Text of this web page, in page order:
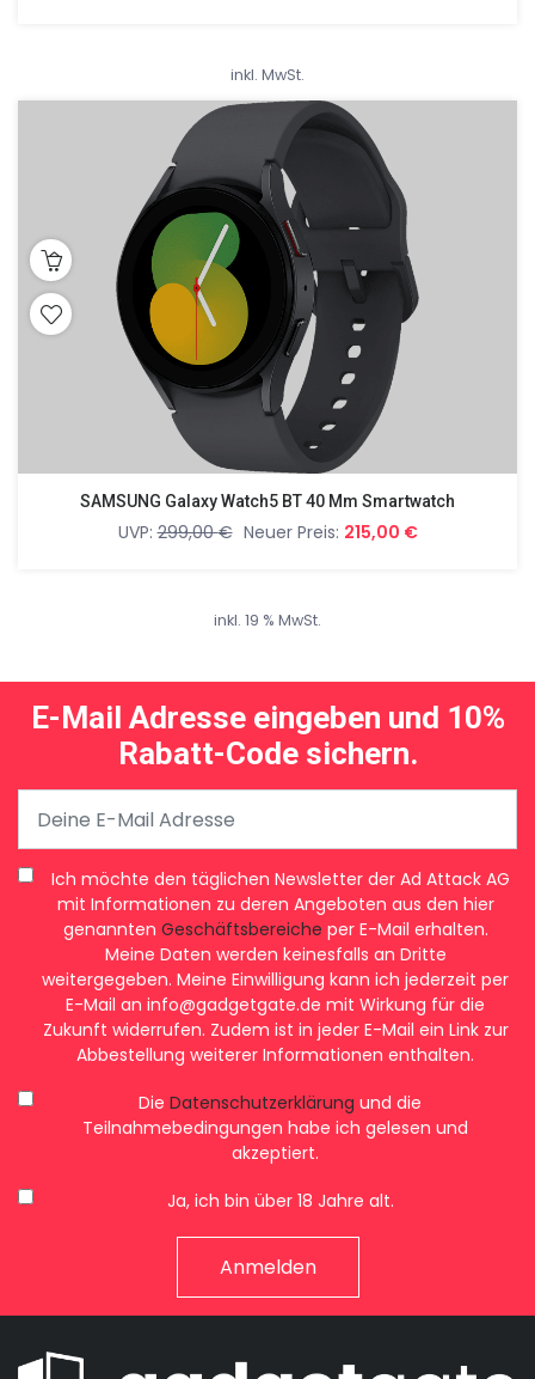
inkl. MwSt.
SAMSUNG Galaxy Watch5 BT 40 Mm Smartwatch
UVP: 299,00€ Neuer Preis: 215,00 €
inkl. 19 % MwSt.
E-Mail Adresse eingeben und 10%
Rabatt-Code sichern.
Ich möchte den täglichen Newsletter der Ad Attack AG
mit Informationen zu deren Angeboten aus den hier
genannten Geschäftsbereiche per E-Mail erhalten.
Meine Daten werden keinesfalls an Dritte
weitergegeben. Meine Einwilligung kann ich jederzeit per
E-Mail an info@gadgetgate.de mit Wirkung für die
Zukunft widerrufen. Zudem ist in jeder E-Mail ein Link zur
Abbestellung weiterer Informationen enthalten.
Die Datenschutzerklärung und die
Teilnahmebedingungen habe ich gelesen und
akzeptiert.
Ja, ich bin über 18 Jahre alt.